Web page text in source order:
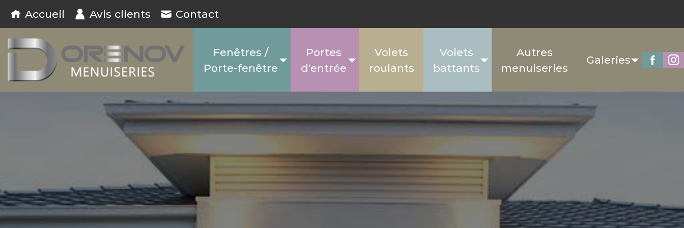
Accueil Avis clients Contact
Fenêtres /
Porte-fenêtre
Portes
d'entrée
Volets
roulants
Volets
battants
Autres
menuiseries
Galeries
Panneau de gestion des cookies